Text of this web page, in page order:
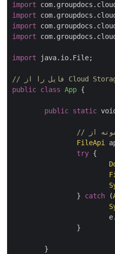
import
import
import
import
import java.io.File;
public class App
public static
FileApi
try {
		}
catch
			e.printStackTrace();
		}
	}